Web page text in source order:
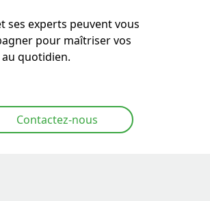
ses experts peuvent vous
pour maîtriser vos
quotidien.
Contactez-nous